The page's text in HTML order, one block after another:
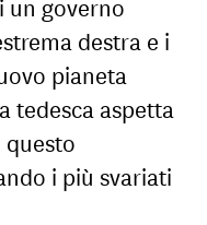
un governo
destra e i
pianeta
tedesca aspetta
i più svariati